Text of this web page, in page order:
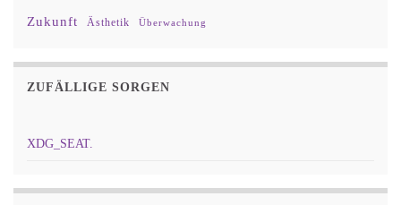
Zukunft Ästhetik Überwachung
ZUFÄLLIGE SORGEN
XDG_SEAT.